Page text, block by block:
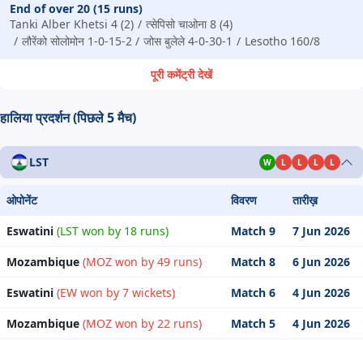
End of over 20 (15 runs)
Tanki Alber Khetsi 4 (2)
त्सेपिसो चाओना 8 (4)
लौरेंको सोलोमोन 1-0-15-2
जोस बुलेले 4-0-30-1 Lesotho 160/8
पूरी कमेंट्री देखें
हालिया प्रदर्शन (पिछले 5 मैच)
LST W L L L L
ओपोनेंट विवरण
तारीख़
Eswatini (LST won by 18 runs) Match 9
7 Jun 2026
Mozambique (MOZ won by 49 runs) Match 8
6 Jun 2026
Eswatini (EW won by 7 wickets) Match 6
4 Jun 2026
Mozambique (MOZ won by 22 runs) Match 5
4 Jun 2026